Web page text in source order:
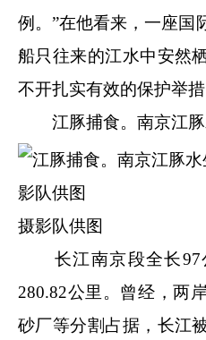
例。”在他看来，一座国
船只往来的江水中安然
不开扎实有效的保护举措
江豚捕食。南京江
摄影队供图
长江南京段全长97
280.82公里。曾经，两
砂厂等分割占据，长江